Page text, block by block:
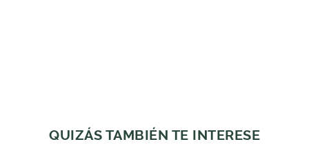
QUIZÁS TAMBIÉN TE INTERESE